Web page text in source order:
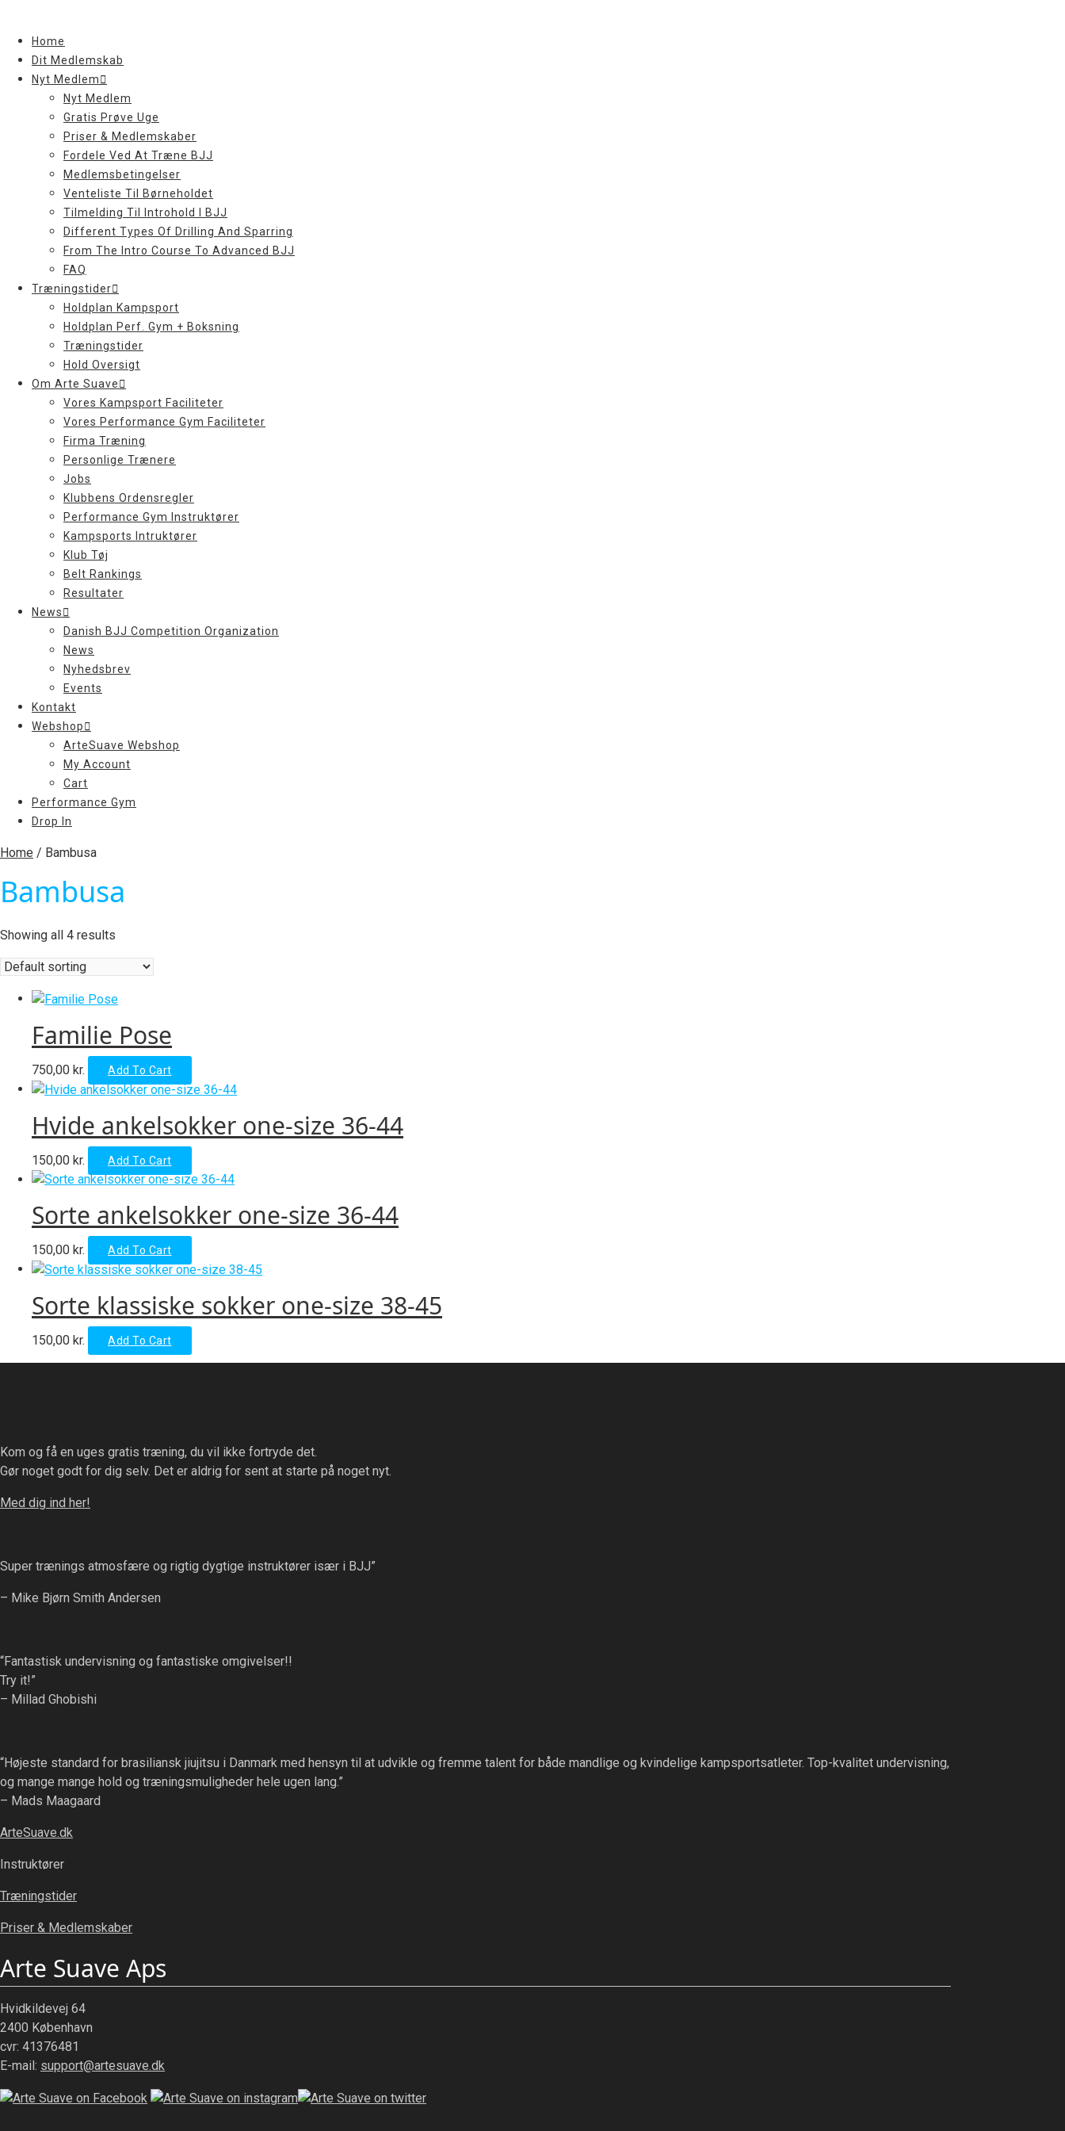
contentHome
Dit Medlemskab
Nyt Medlem
Nyt Medlem
Gratis Prøve Uge
Priser & Medlemskaber
Fordele Ved At Træne BJJ
Medlemsbetingelser
Venteliste Til Børneholdet
Tilmelding Til Introhold I BJJ
Different Types Of Drilling And Sparring
From The Intro Course To Advanced BJJ
FAQ
Træningstider
Holdplan Kampsport
Holdplan Perf. Gym + Boksning
Træningstider
Hold Oversigt
Om Arte Suave
Vores Kampsport Faciliteter
Vores Performance Gym Faciliteter
Firma Træning
Personlige Trænere
Jobs
Klubbens Ordensregler
Performance Gym Instruktører
Kampsports Intruktører
Klub Tøj
Belt Rankings
Resultater
News
Danish BJJ Competition Organization
News
Nyhedsbrev
Events
Kontakt
Webshop
ArteSuave Webshop
My Account
Cart
Performance Gym
Drop In
Home / Bambusa
Bambusa
Showing all 4 results
Familie Pose
750,00 kr. Add To Cart
Hvide ankelsokker one-size 36-44
150,00 kr. Add To Cart
Sorte ankelsokker one-size 36-44
150,00 kr. Add To Cart
Sorte klassiske sokker one-size 38-45
150,00 kr. Add To Cart
Kom og få en uges gratis træning, du vil ikke fortryde det.
Gør noget godt for dig selv. Det er aldrig for sent at starte på noget nyt.
Med dig ind her!
Super trænings atmosfære og rigtig dygtige instruktører især i BJJ”
– Mike Bjørn Smith Andersen
“Fantastisk undervisning og fantastiske omgivelser!!
Try it!”
– Millad Ghobishi
“Højeste standard for brasiliansk jiujitsu i Danmark med hensyn til at udvikle og fremme talent for både mandlige og kvindelige kampsportsatleter. Top-kvalitet undervisning,
og mange mange hold og træningsmuligheder hele ugen lang.”
– Mads Maagaard
ArteSuave.dk
Instruktører
Træningstider
Priser & Medlemskaber
Arte Suave Aps
Hvidkildevej 64
2400 København
cvr: 41376481
E-mail: support@artesuave.dk